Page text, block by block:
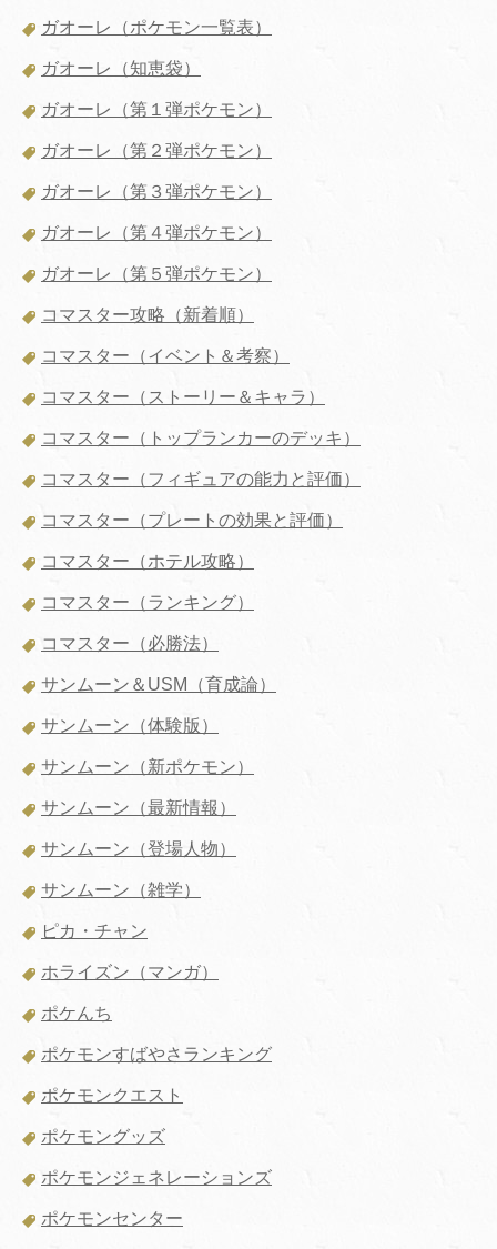
ガオーレ（ポケモン一覧表）
ガオーレ（知恵袋）
ガオーレ（第１弾ポケモン）
ガオーレ（第２弾ポケモン）
ガオーレ（第３弾ポケモン）
ガオーレ（第４弾ポケモン）
ガオーレ（第５弾ポケモン）
コマスター攻略（新着順）
コマスター（イベント＆考察）
コマスター（ストーリー＆キャラ）
コマスター（トップランカーのデッキ）
コマスター（フィギュアの能力と評価）
コマスター（プレートの効果と評価）
コマスター（ホテル攻略）
コマスター（ランキング）
コマスター（必勝法）
サンムーン＆USM（育成論）
サンムーン（体験版）
サンムーン（新ポケモン）
サンムーン（最新情報）
サンムーン（登場人物）
サンムーン（雑学）
ピカ・チャン
ホライズン（マンガ）
ポケんち
ポケモンすばやさランキング
ポケモンクエスト
ポケモングッズ
ポケモンジェネレーションズ
ポケモンセンター